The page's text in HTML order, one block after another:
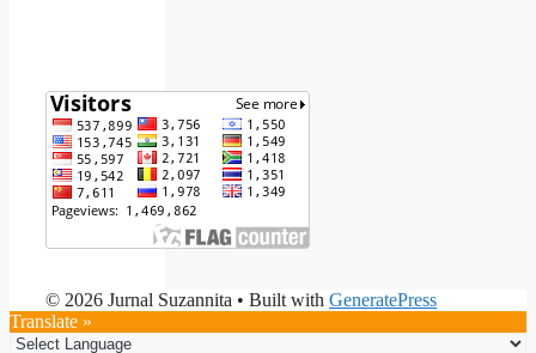
© 2026 Jurnal Suzannita • Built with GeneratePress
Translate »